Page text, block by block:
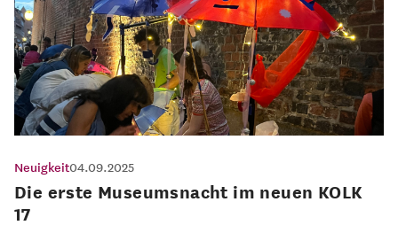
Neuigkeit04.09.2025
Die erste Museumsnacht im neuen KOLK
17